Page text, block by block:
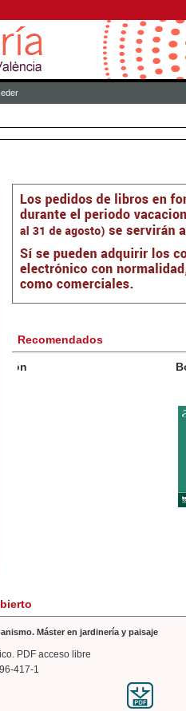
Recomendados
Botánica Agroalimentaria
Máster en jardinería y paisaje
PDF acceso libre
417-1